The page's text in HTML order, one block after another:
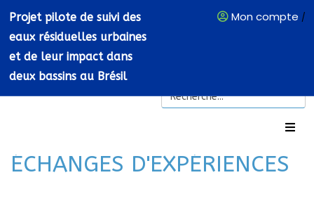
Projet pilote de suivi des
eaux résiduelles urbaines
et de leur impact dans
deux bassins au Brésil
Mon compte /
ÉCHANGES D'EXPÉRIENCES